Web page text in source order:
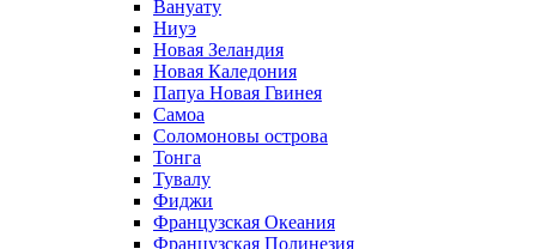
Вануату
Ниуэ
Новая Зеландия
Новая Каледония
Папуа Новая Гвинея
Самоа
Соломоновы острова
Тонга
Тувалу
Фиджи
Французская Океания
Французская Полинезия